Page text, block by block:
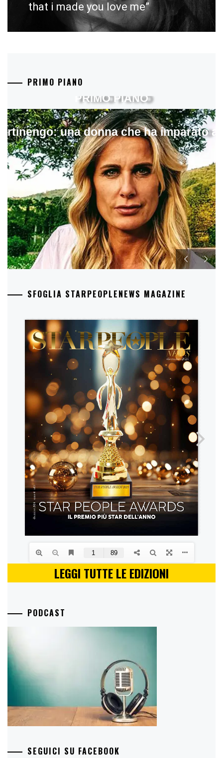
that i made you love me”
PRIMO PIANO
una donna che ha imparato a
PRIMO PIANO
SFOGLIA STARPEOPLENEWS MAGAZINE
LEGGI TUTTE LE EDIZIONI
PODCAST
SEGUICI SU FACEBOOK